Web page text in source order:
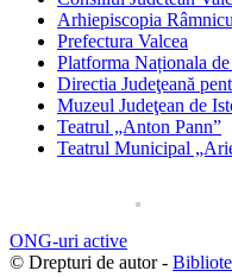
Arhiepiscopia
Prefectura Valcea
Platforma Naționala
Directia Judeţeană
Muzeul Judeţean de
Teatrul „Anton Pann”
Teatrul Municipal
ONG-uri active
© Drepturi de autor -